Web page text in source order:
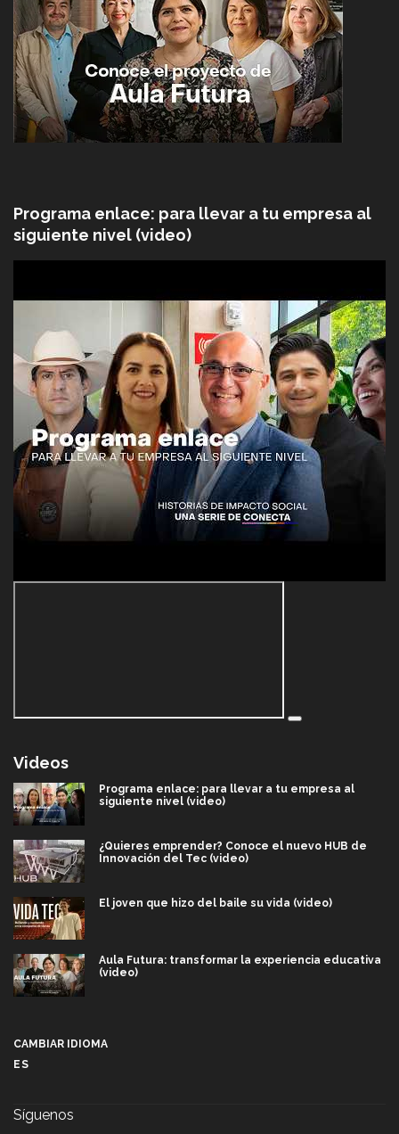
Programa enlace: para llevar a tu empresa al
siguiente nivel (video)
Videos
Programa enlace: para llevar a tu empresa al
siguiente nivel (video)
¿Quieres emprender? Conoce el nuevo HUB de
Innovación del Tec (video)
El joven que hizo del baile su vida (video)
Aula Futura: transformar la experiencia educativa
(video)
CAMBIAR IDIOMA
ES
Síguenos